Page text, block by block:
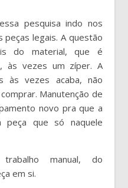
pesquisa indo nos
peças legais. A questão
do material, que é
às vezes um zíper. A
às vezes acaba, não
Manutenção de
novo pra que a
peça que só naquele
manual, do
em si.